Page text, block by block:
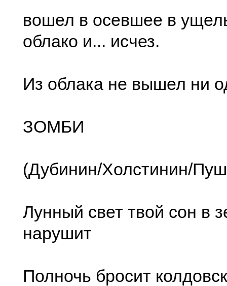
вошел в осевшее в
облако и... исчез.
Из облака не вышел ни
ЗОМБИ
(Дубинин/Холстинин/
Лунный свет твой сон в
нарушит
Полночь бросит